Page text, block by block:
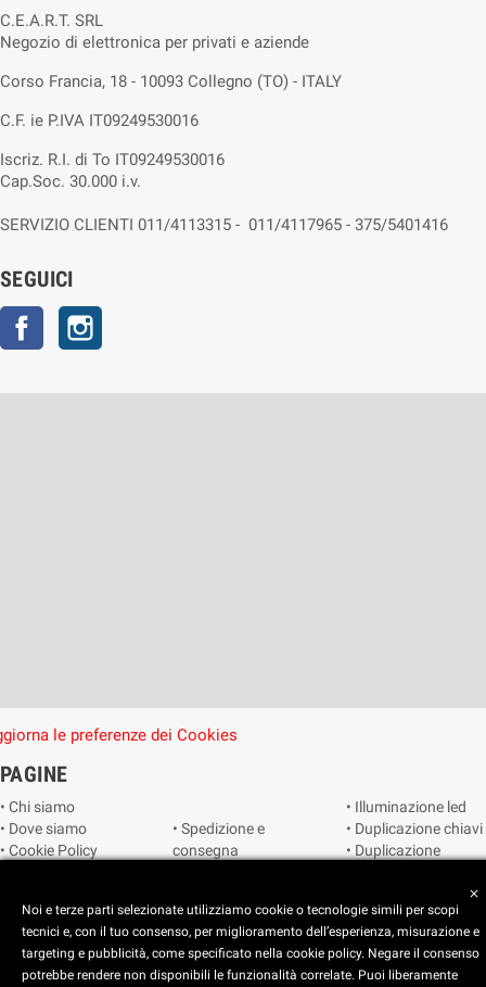
C.E.A.R.T. SRL
Negozio di elettronica per privati e aziende
Corso Francia, 18 - 10093 Collegno (TO) - ITALY
C.F. ie P.IVA IT09249530016
Iscriz. R.I. di To IT09249530016
Cap.Soc. 30.000 i.v.
SERVIZIO CLIENTI 011/4113315 - 011/4117965 - 375/5401416
SEGUICI
Facebook
le preferenze dei Cookies
PAGINE
• Chi siamo
• Dove siamo
• Cookie Policy
preferenze dei
cookie
• Spedizione e
consegna
• Catalogo
• Illuminazione led
• Duplicazione chiavi
• Duplicazione
• Smart home
• Video sorveglianza
close
Noi e terze parti selezionate utilizziamo cookie o tecnologie simili per scopi
tecnici e, con il tuo consenso, per miglioramento dell’esperienza, misurazione e
targeting e pubblicità, come specificato nella cookie policy. Negare il consenso
potrebbe rendere non disponibili le funzionalità correlate. Puoi liberamente